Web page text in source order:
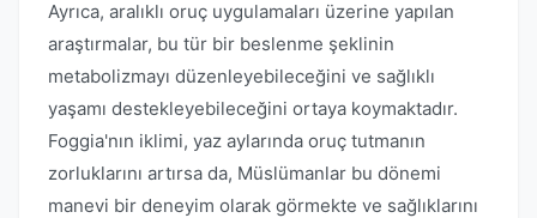
Ayrıca, aralıklı oruç uygulamaları üzerine yapılan
araştırmalar, bu tür bir beslenme şeklinin
metabolizmayı düzenleyebileceğini ve sağlıklı
yaşamı destekleyebileceğini ortaya koymaktadır.
Foggia'nın iklimi, yaz aylarında oruç tutmanın
zorluklarını artırsa da, Müslümanlar bu dönemi
manevi bir deneyim olarak görmekte ve sağlıklarını